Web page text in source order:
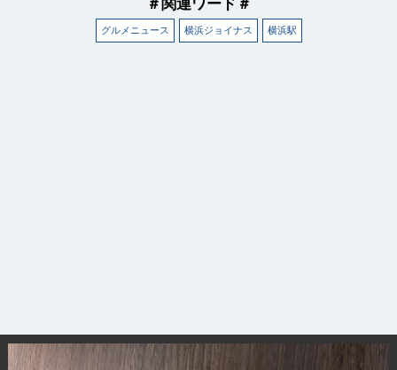
＃関連ワード＃
グルメニュース 横浜ジョイナス 横浜駅